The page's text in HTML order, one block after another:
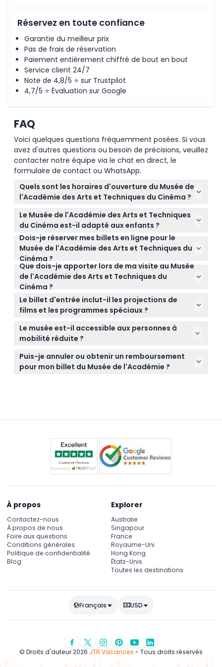
Réservez en toute confiance
Garantie du meilleur prix
Pas de frais de réservation
Paiement entièrement chiffré de bout en bout
Service client 24/7
Note de 4,8/5 ⭐ sur Trustpilot
4,7/5 ⭐ Évaluation sur Google
FAQ
Voici quelques questions fréquemment posées. Si vous
avez d'autres questions ou besoin de précisions, veuillez
contacter notre équipe via le chat en direct, le
formulaire de contact ou WhatsApp.
Quels sont les horaires d'ouverture du Musée de
l'Académie des Arts et Techniques du Cinéma ?
Le musée est ouvert du mercredi au lundi de 10h à
18h et fermé les mardis (sous réserve de
modifications — veuillez confirmer au moment de
la réservation). La boutique du musée et le
restaurant ont des horaires légèrement différents.
Le Musée de l'Académie des Arts et Techniques
du Cinéma est-il adapté aux enfants ?
Oui, les enfants de 0 à 17 ans peuvent entrer
gratuitement grâce à une dotation spéciale, mais
les enfants âgés de 18 ans et plus doivent payer le
tarif adulte.
Dois-je réserver mes billets en ligne pour le
Musée de l'Académie des Arts et Techniques du
Cinéma ?
Oui, les billets se réservent en ligne sur ce site, ce
qui vous permet de vérifier la disponibilité et de
choisir votre date et heure avant l'achat.
Que dois-je apporter lors de ma visite au Musée
de l'Académie des Arts et Techniques du
Cinéma ?
Apportez un billet valide imprimé ou sur votre
téléphone, ainsi qu'une pièce d'identité officielle si
vous bénéficiez de réductions seniors. Des
chaussures confortables sont recommandées car
le musée comporte quatre étages d'expositions.
Le billet d'entrée inclut-il les projections de
films et les programmes spéciaux ?
Non, l'entrée générale couvre toutes les expositions
en galerie mais n'inclut pas les projections de films,
Oscars.
Le musée est-il accessible aux personnes à
mobilité réduite ?
Oui, le Musée de l'Académie des Arts et Techniques
du Cinéma est accessible aux fauteuils roulants
Puis-je annuler ou obtenir un remboursement
pour mon billet du Musée de l'Académie ?
À propos
Contactez-nous
À propos de nous
Foire aux questions
Conditions générales
Politique de confidentialité
Blog
Explorer
Australie
Singapour
France
Royaume-Uni
Hong Kong
États-Unis
Toutes les destinations
Français USD
© Droits d'auteur 2026 JTR Vacances - Tous droits réservés